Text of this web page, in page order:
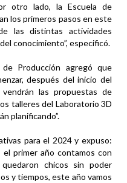
otro lado, la Escuela de
los primeros pasos en este
las distintas actividades
conocimiento”, especificó.
de Producción agregó que
después del inicio del
las propuestas de
talleres del Laboratorio 3D
planificando”.
para el 2024 y expuso:
primer año contamos con
chicos sin poder
y tiempos, este año vamos